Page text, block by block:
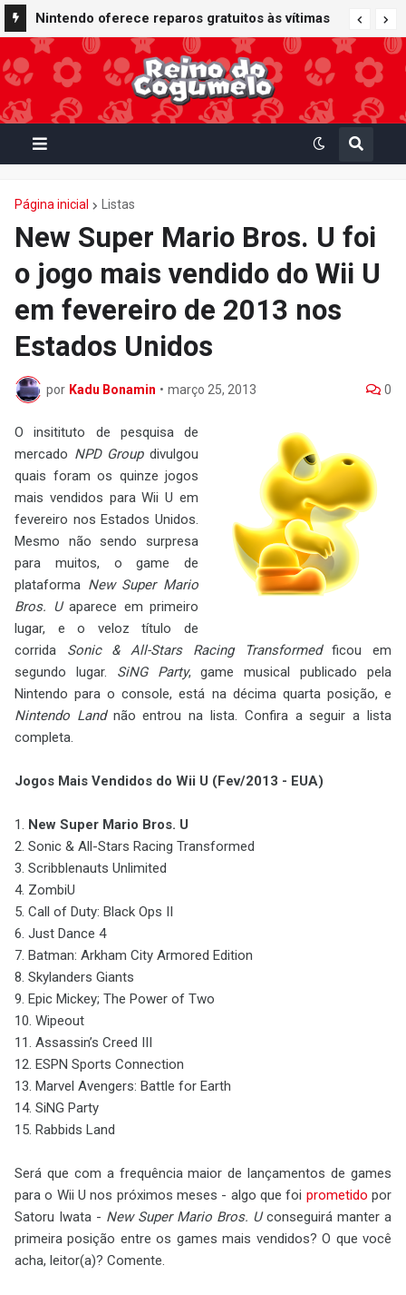
Nintendo oferece reparos gratuitos às vítimas
do terremoto de Kumamoto e doa 50 milhões
de ienes à Cruz Vermelha
Página inicial Listas
New Super Mario Bros. U foi
o jogo mais vendido do Wii U
em fevereiro de 2013 nos
Estados Unidos
por Kadu Bonamin • março 25, 2013 0
O insitituto de pesquisa de
mercado NPD Groupdivulgou
quais foram os quinze jogos
mais vendidos para Wii U em
fevereiro nos Estados Unidos.
Mesmo não sendo surpresa
para muitos, o game de
plataforma New Super Mario
Bros. Uaparece em primeiro
lugar, e o veloz título de
corrida Sonic & All-Stars Racing Transformedficou em
segundo lugar. SiNG Party, game musical publicado pela
Nintendo para o console, está na décima quarta posição, e
Nintendo Landnão entrou na lista. Confira a seguir a lista
completa.
Jogos Mais Vendidos do Wii U (Fev/2013 - EUA)
1. New Super Mario Bros. U
2. Sonic & All-Stars Racing Transformed
3. Scribblenauts Unlimited
4. ZombiU
5. Call of Duty: Black Ops II
6. Just Dance 4
7. Batman: Arkham City Armored Edition
8. Skylanders Giants
9. Epic Mickey; The Power of Two
10. Wipeout
11. Assassin’s Creed III
12. ESPN Sports Connection
13. Marvel Avengers: Battle for Earth
14. SiNG Party
15. Rabbids Land
Será que com a frequência maior de lançamentos de games
para o Wii U nos próximos meses - algo que foi prometido por
Satoru Iwata - New Super Mario Bros. Uconseguirá manter a
primeira posição entre os games mais vendidos? O que você
acha, leitor(a)? Comente.